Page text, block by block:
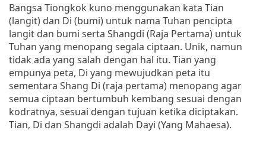
Bangsa Tiongkok kuno menggunakan kata Tian
(langit) dan Di (bumi) untuk nama Tuhan pencipta
langit dan bumi serta Shangdi (Raja Pertama) untuk
Tuhan yang menopang segala ciptaan. Unik, namun
tidak ada yang salah dengan hal itu. Tian yang
empunya peta, Di yang mewujudkan peta itu
sementara Shang Di (raja pertama) menopang agar
semua ciptaan bertumbuh kembang sesuai dengan
kodratnya, sesuai dengan tujuan ketika diciptakan.
Tian, Di dan Shangdi adalah Dayi (Yang Mahaesa).